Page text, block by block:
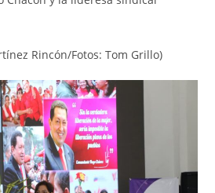
Rincón/Fotos: Tom Grillo)